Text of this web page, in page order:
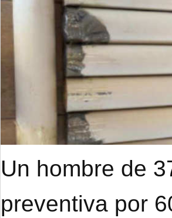
Un hombre de
preventiva por